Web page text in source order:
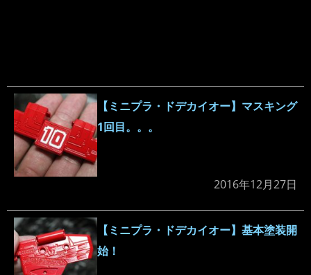
【ミニプラ・ドデカイオー】マスキング
1回目。。。
2016年12月27日
【ミニプラ・ドデカイオー】基本塗装開
始！